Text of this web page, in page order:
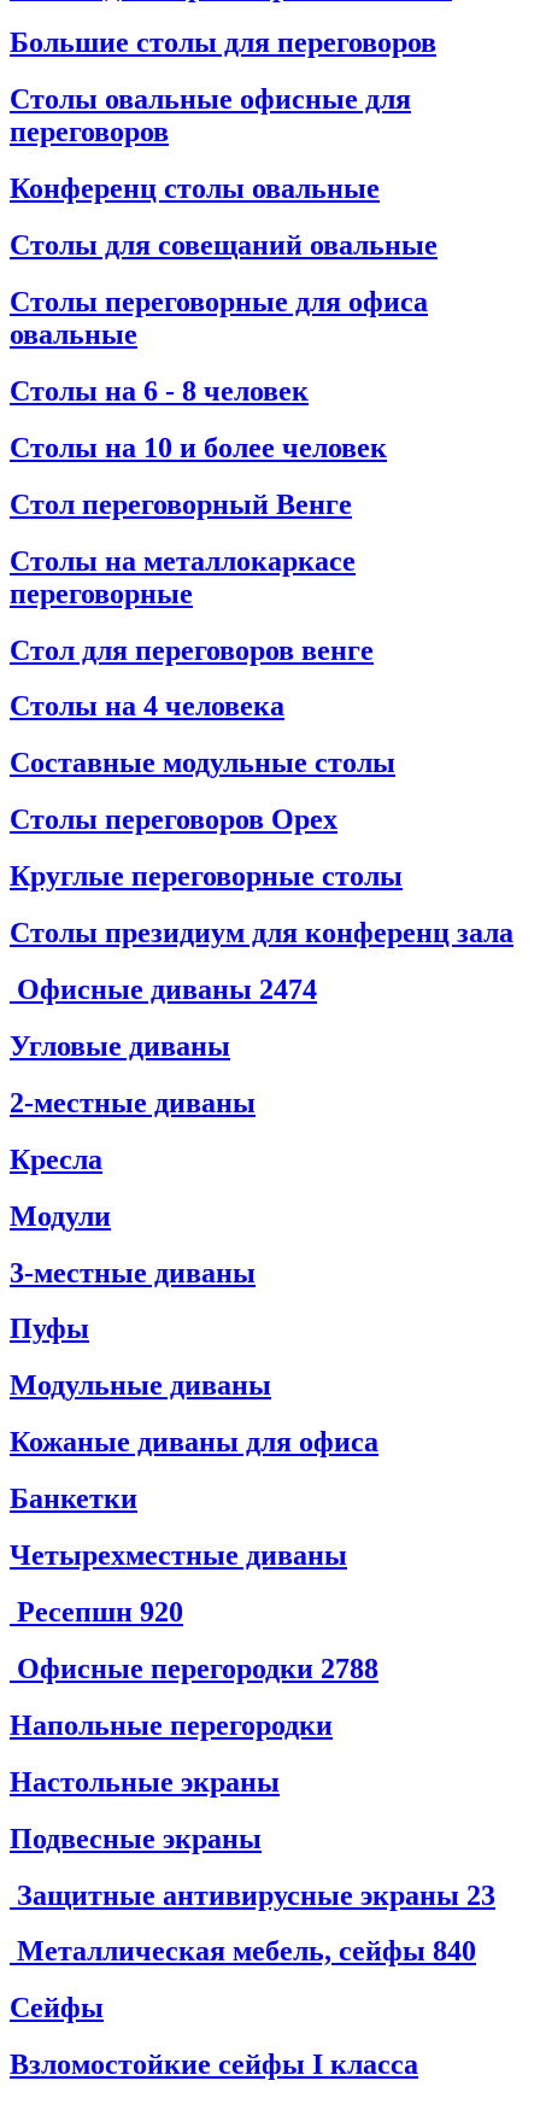
Большие столы для переговоров
Столы овальные офисные для
переговоров
Конференц столы овальные
Столы для совещаний овальные
Столы переговорные для офиса
овальные
Столы на 6 - 8 человек
Столы на 10 и более человек
Стол переговорный Венге
Столы на металлокаркасе
переговорные
Стол для переговоров венге
Столы на 4 человека
Составные модульные столы
Столы переговоров Орех
Круглые переговорные столы
Столы президиум для конференц зала
Офисные диваны 2474
Угловые диваны
2-местные диваны
Кресла
Модули
3-местные диваны
Пуфы
Модульные диваны
Кожаные диваны для офиса
Банкетки
Четырехместные диваны
Ресепшн 920
Офисные перегородки 2788
Напольные перегородки
Настольные экраны
Подвесные экраны
Защитные антивирусные экраны 23
Металлическая мебель, сейфы 840
Сейфы
Взломостойкие сейфы I класса